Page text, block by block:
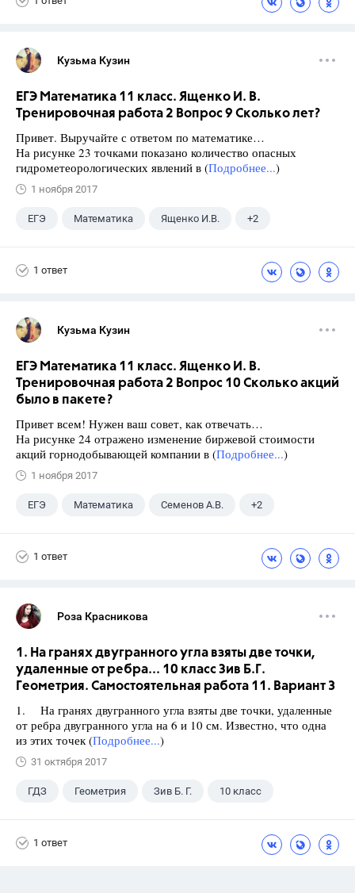
Кузьма Кузин
ЕГЭ Математика 11 класс. Ященко И. В.
Тренировочная работа 2 Вопрос 9 Сколько лет?
Привет. Выручайте с ответом по математике…
На рисунке 23 точками показано количество опасных
гидрометеорологических явлений в (Подробнее...)
1 ноября 2017
ЕГЭ Математика Ященко И.В. +2
1 ответ
Кузьма Кузин
ЕГЭ Математика 11 класс. Ященко И. В.
Тренировочная работа 2 Вопрос 10 Сколько акций
было в пакете?
Привет всем! Нужен ваш совет, как отвечать…
На рисунке 24 отражено изменение биржевой стоимости
акций горнодобывающей компании в (Подробнее...)
1 ноября 2017
ЕГЭ Математика Семенов А.В. +2
1 ответ
Роза Красникова
1. На гранях двугранного угла взяты две точки,
удаленные от ребра... 10 класс Зив Б.Г.
Геометрия. Самостоятельная работа 11. Вариант 3
1. На гранях двугранного угла взяты две точки, удаленные
от ребра двугранного угла на 6 и 10 см. Известно, что одна
из этих точек (Подробнее...)
31 октября 2017
ГДЗ Геометрия Зив Б. Г. 10 класс
1 ответ